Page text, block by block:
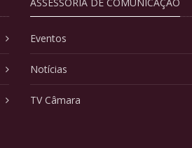
Eventos
Notícias
TV Câmara